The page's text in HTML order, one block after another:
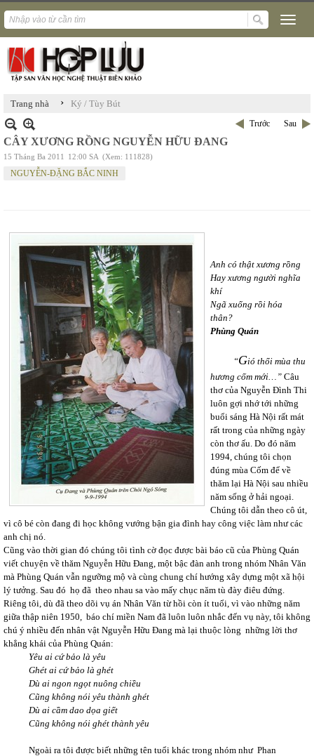
Trang nhà › Ký / Tùy Bút
Trước Sau
CÂY XƯƠNG RỒNG NGUYỄN HỮU ĐANG
15 Tháng Ba 2011 12:00 SA (Xem: 111828)
NGUYỄN-ĐẶNG BẮC NINH
Anh có thật xương rồng
Hay xương người nghĩa
khí
Ngã xuống rồi hóa
thân?
Phùng Quán
“Gió thổi mùa thu
hương cốm mới…” Câu
thơ của Nguyễn Đình Thi
luôn gợi nhớ tới những
buổi sáng Hà Nội rất mát
rất trong của những ngày
còn thơ ấu. Do đó năm
1994, chúng tôi chọn
đúng mùa Cốm để về
thăm lại Hà Nội sau nhiều
năm sống ở hải ngoại.
Chúng tôi dẫn theo cô út,
vì cô bé còn đang đi học không vướng bận gia đình hay công việc làm như các
anh chị nó.
Cũng vào thời gian đó chúng tôi tình cờ đọc được bài báo cũ của Phùng Quán
viết chuyện về thăm Nguyễn Hữu Đang, một bậc đàn anh trong nhóm Nhân Văn
mà Phùng Quán vẫn ngưỡng mộ và cùng chung chí hướng xây dựng một xã hội
lý tưởng. Sau đó họ đã theo nhau sa vào mấy chục năm tù đày điêu đứng.
Riêng tôi, dù đã theo dõi vụ án Nhân Văn từ hồi còn ít tuổi, vì vào những năm
giữa thập niên 1950, báo chí miền Nam đã luôn luôn nhắc đến vụ này, tôi không
chú ý nhiều đến nhân vật Nguyễn Hữu Đang mà lại thuộc lòng những lời thơ
khẳng khái của Phùng Quán:
Yêu ai cứ bảo là yêu
Ghét ai cứ bảo là ghét
Dù ai ngon ngọt nuông chiều
Cũng không nói yêu thành ghét
Dù ai cầm dao dọa giết
Cũng không nói ghét thành yêu
Ngoài ra tôi được biết những tên tuổi khác trong nhóm như Phan